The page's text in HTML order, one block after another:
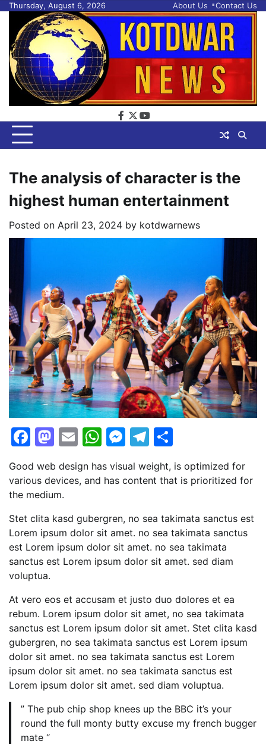
Skip
content
Thursday, August 6, 2026 About Us Contact Us
facebook
twitter
youtube
The analysis of character is the
highest human entertainment
Posted on April 23, 2024 by kotdwarnews
Facebook
Mastodon
EmailWhatsApp
Messenger
Telegram
Good web design has visual weight, is optimized for
various devices, and has content that is prioritized for
the medium.
Stet clita kasd gubergren, no sea takimata sanctus est
Lorem ipsum dolor sit amet. no sea takimata sanctus
est Lorem ipsum dolor sit amet. no sea takimata
sanctus est Lorem ipsum dolor sit amet. sed diam
voluptua.
At vero eos et accusam et justo duo dolores et ea
rebum. Lorem ipsum dolor sit amet, no sea takimata
sanctus est Lorem ipsum dolor sit amet. Stet clita kasd
gubergren, no sea takimata sanctus est Lorem ipsum
dolor sit amet. no sea takimata sanctus est Lorem
ipsum dolor sit amet. no sea takimata sanctus est
Lorem ipsum dolor sit amet. sed diam voluptua.
” The pub chip shop knees up the BBC it’s your
round the full monty butty excuse my french bugger
mate “